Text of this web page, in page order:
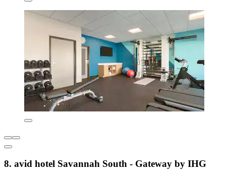
8. avid hotel Savannah South - Gateway by IHG